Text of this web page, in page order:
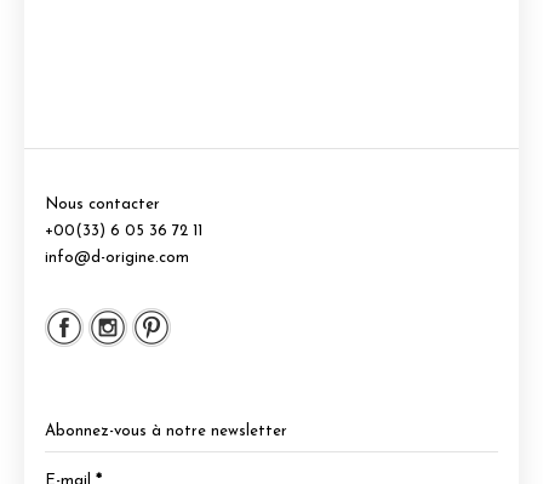
Nous contacter
+00(33) 6 05 36 72 11
info@d-origine.com
Abonnez-vous à notre newsletter
E-mail *